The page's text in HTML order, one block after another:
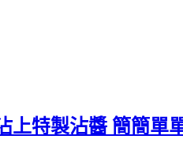
上特製沾醬 簡簡單